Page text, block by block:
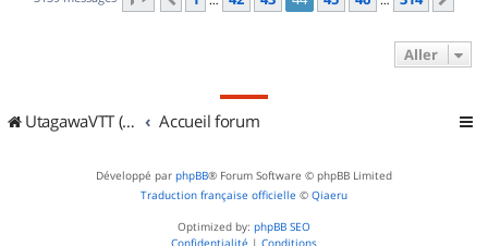
Aller
UtagawaVTT (Randos VTT et VTTAE avec traces GPS) Accueil forum
Développé par phpBB® Forum Software © phpBB Limited
Traduction française officielle © Qiaeru
Optimized by: phpBB SEO